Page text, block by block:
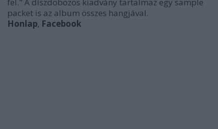
fel." A díszdobozos kiadvány tartalmaz egy sample
packet is az album összes hangjával.
Honlap, Facebook